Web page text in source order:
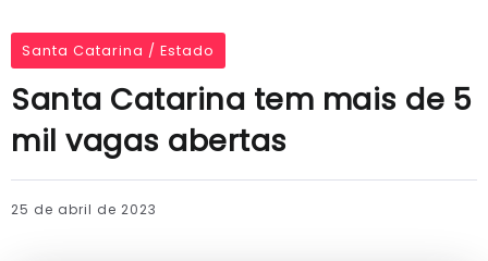
Santa Catarina / Estado
Santa Catarina tem mais de 5
mil vagas abertas
25 de abril de 2023